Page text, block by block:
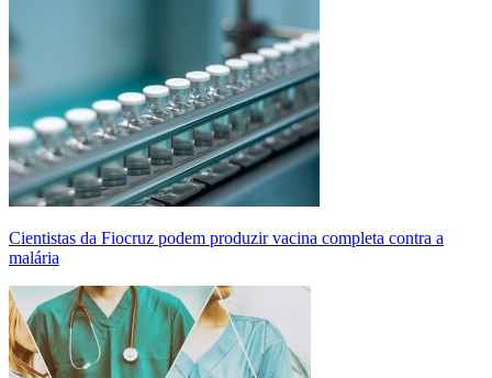
Cientistas da Fiocruz podem produzir vacina completa contra a
malária